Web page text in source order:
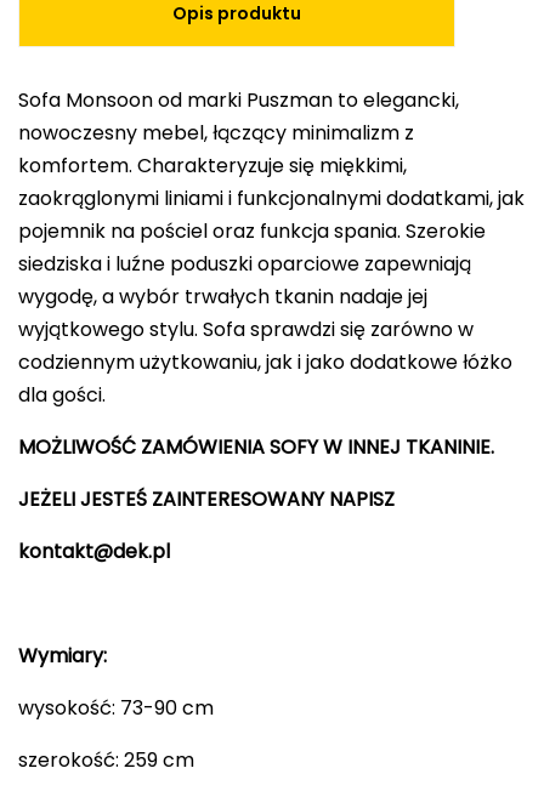
Opis produktu
Sofa Monsoon od marki Puszman to elegancki,
nowoczesny mebel, łączący minimalizm z
komfortem. Charakteryzuje się miękkimi,
zaokrąglonymi liniami i funkcjonalnymi dodatkami, jak
pojemnik na pościel oraz funkcja spania. Szerokie
siedziska i luźne poduszki oparciowe zapewniają
wygodę, a wybór trwałych tkanin nadaje jej
wyjątkowego stylu. Sofa sprawdzi się zarówno w
codziennym użytkowaniu, jak i jako dodatkowe łóżko
dla gości.
MOŻLIWOŚĆ ZAMÓWIENIA SOFY W INNEJ TKANINIE.
JEŻELI JESTEŚ ZAINTERESOWANY NAPISZ
kontakt@dek.pl
Wymiary:
wysokość: 73-90 cm
szerokość: 259 cm